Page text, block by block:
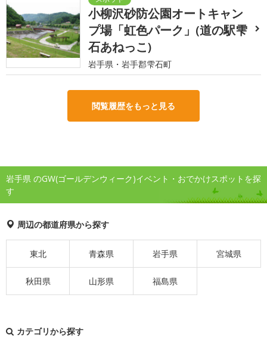
小柳沢砂防公園オートキャン
プ場「虹色パーク」(道の駅雫
石あねっこ)
岩手県・岩手郡雫石町
閲覧履歴をもっと見る
岩手県 のGW(ゴールデンウィーク)イベント・おでかけスポットを探
す
周辺の都道府県から探す
東北 青森県 岩手県 宮城県
秋田県 山形県 福島県
カテゴリから探す